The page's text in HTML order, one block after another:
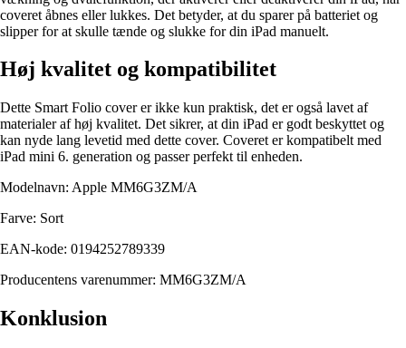
coveret åbnes eller lukkes. Det betyder, at du sparer på batteriet og
slipper for at skulle tænde og slukke for din iPad manuelt.
Høj kvalitet og kompatibilitet
Dette Smart Folio cover er ikke kun praktisk, det er også lavet af
materialer af høj kvalitet. Det sikrer, at din iPad er godt beskyttet og
kan nyde lang levetid med dette cover. Coveret er kompatibelt med
iPad mini 6. generation og passer perfekt til enheden.
Modelnavn: Apple MM6G3ZM/A
Farve: Sort
EAN-kode: 0194252789339
Producentens varenummer: MM6G3ZM/A
Konklusion